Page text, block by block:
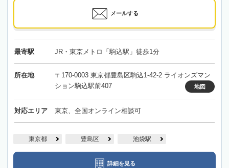
メールする
最寄駅 JR・東京メトロ「駒込駅」徒歩1分
所在地
〒170-0003 東京都豊島区駒込1-42-2 ライオンズマン
ション駒込駅前407
地図
対応エリア 東京、全国オンライン相談可
東京都 豊島区 池袋駅
詳細を見る